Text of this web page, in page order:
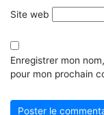
Site web
Enregistrer mon
pour mon prochain